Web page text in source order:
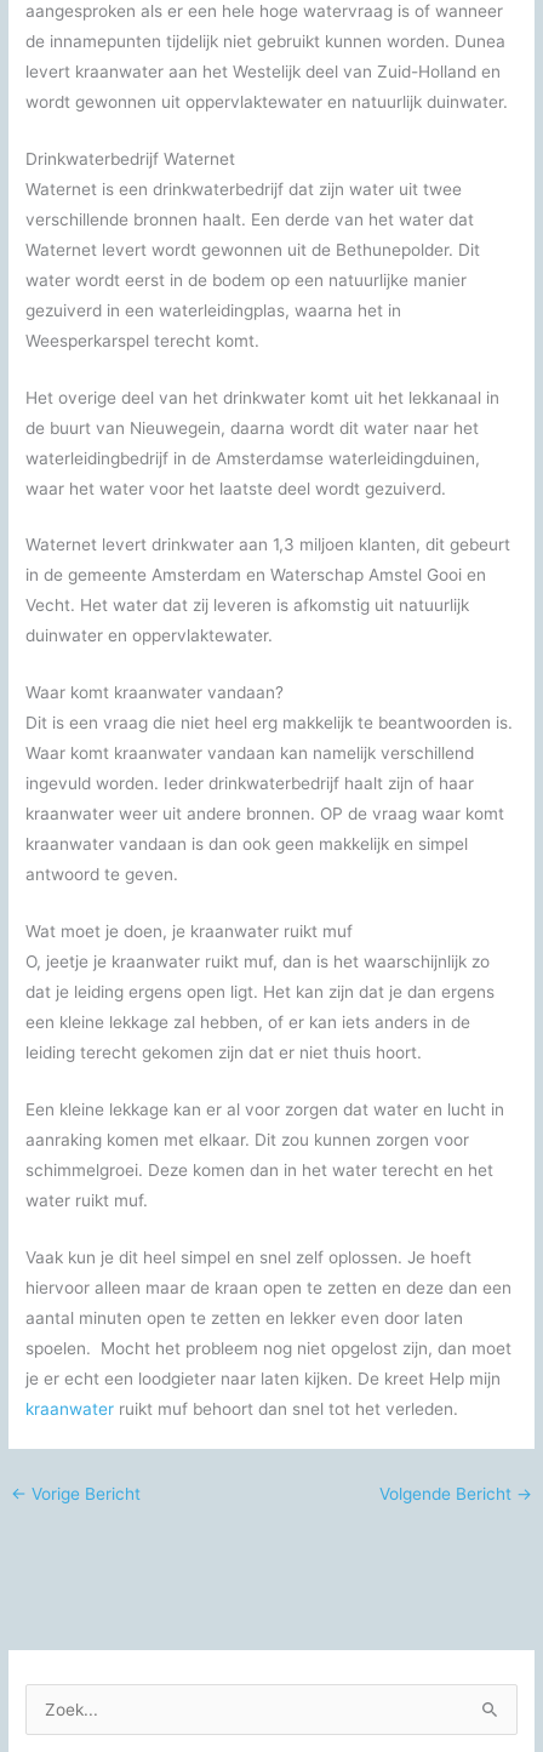
aangesproken als er een hele hoge watervraag is of wanneer
de innamepunten tijdelijk niet gebruikt kunnen worden. Dunea
levert kraanwater aan het Westelijk deel van Zuid-Holland en
wordt gewonnen uit oppervlaktewater en natuurlijk duinwater.
Drinkwaterbedrijf Waternet
Waternet is een drinkwaterbedrijf dat zijn water uit twee
verschillende bronnen haalt. Een derde van het water dat
Waternet levert wordt gewonnen uit de Bethunepolder. Dit
water wordt eerst in de bodem op een natuurlijke manier
gezuiverd in een waterleidingplas, waarna het in
Weesperkarspel terecht komt.
Het overige deel van het drinkwater komt uit het lekkanaal in
de buurt van Nieuwegein, daarna wordt dit water naar het
waterleidingbedrijf in de Amsterdamse waterleidingduinen,
waar het water voor het laatste deel wordt gezuiverd.
Waternet levert drinkwater aan 1,3 miljoen klanten, dit gebeurt
in de gemeente Amsterdam en Waterschap Amstel Gooi en
Vecht. Het water dat zij leveren is afkomstig uit natuurlijk
duinwater en oppervlaktewater.
Waar komt kraanwater vandaan?
Dit is een vraag die niet heel erg makkelijk te beantwoorden is.
Waar komt kraanwater vandaan kan namelijk verschillend
ingevuld worden. Ieder drinkwaterbedrijf haalt zijn of haar
kraanwater weer uit andere bronnen. OP de vraag waar komt
kraanwater vandaan is dan ook geen makkelijk en simpel
antwoord te geven.
Wat moet je doen, je kraanwater ruikt muf
O, jeetje je kraanwater ruikt muf, dan is het waarschijnlijk zo
dat je leiding ergens open ligt. Het kan zijn dat je dan ergens
een kleine lekkage zal hebben, of er kan iets anders in de
leiding terecht gekomen zijn dat er niet thuis hoort.
Een kleine lekkage kan er al voor zorgen dat water en lucht in
aanraking komen met elkaar. Dit zou kunnen zorgen voor
schimmelgroei. Deze komen dan in het water terecht en het
water ruikt muf.
Vaak kun je dit heel simpel en snel zelf oplossen. Je hoeft
hiervoor alleen maar de kraan open te zetten en deze dan een
aantal minuten open te zetten en lekker even door laten
spoelen. Mocht het probleem nog niet opgelost zijn, dan moet
je er echt een loodgieter naar laten kijken. De kreet Help mijn
kraanwater ruikt muf behoort dan snel tot het verleden.
← Vorige Bericht Volgende Bericht →
o